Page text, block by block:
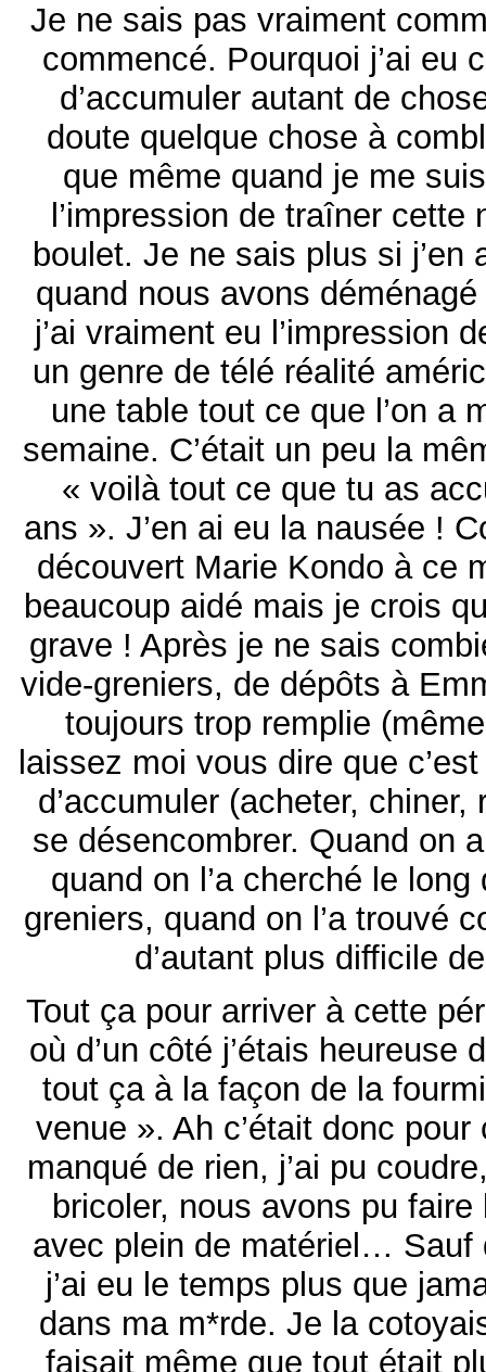
Je ne sais pas vraiment
commencé. Pourquoi j’ai eu
d’accumuler autant de
doute quelque chose à
que même quand je me
l’impression de traîner
boulet. Je ne sais plus si j’en
quand nous avons
j’ai vraiment eu l’impression
un genre de télé réalité
une table tout ce que l’on a
semaine. C’était un peu la
« voilà tout ce que tu as
ans ». J’en ai eu la nausée !
découvert Marie Kondo à ce
beaucoup aidé mais je crois
grave ! Après je ne sais
vide-greniers, de dépôts à
toujours trop remplie
laissez moi vous dire que
d’accumuler (acheter,
se désencombrer. Quand on
quand on l’a cherché le
greniers, quand on l’a trouvé
d’autant plus difficile
Tout ça pour arriver à cette
où d’un côté j’étais heureuse
tout ça à la façon de la
venue ». Ah c’était donc pour
manqué de rien, j’ai pu
bricoler, nous avons pu faire
avec plein de matériel… Sauf
j’ai eu le temps plus que
dans ma m*rde. Je la
faisait même que tout était